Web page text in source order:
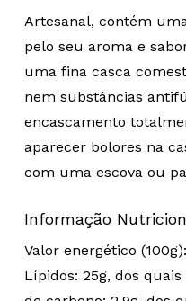
Artesanal, contém
pelo seu aroma e
uma fina casca
nem substâncias
encascamento
aparecer bolores na
com uma escova ou
Informação
Valor energético
Lípidos: 25g, dos